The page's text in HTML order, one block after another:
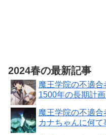
2024春の最新記事
魔王学院の不適合
1500年の長期計
魔王学院の不適
カナちゃんに何